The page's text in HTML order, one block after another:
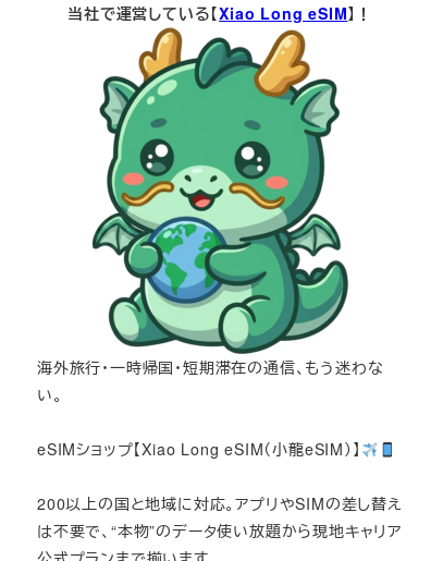
当社で運営している【Xiao Long eSIM】！
海外旅行・一時帰国・短期滞在の通信、もう迷わな
い。
eSIMショップ【Xiao Long eSIM（小龍eSIM）】
200以上の国と地域に対応。アプリやSIMの差し替え
は不要で、“本物”のデータ使い放題から現地キャリア